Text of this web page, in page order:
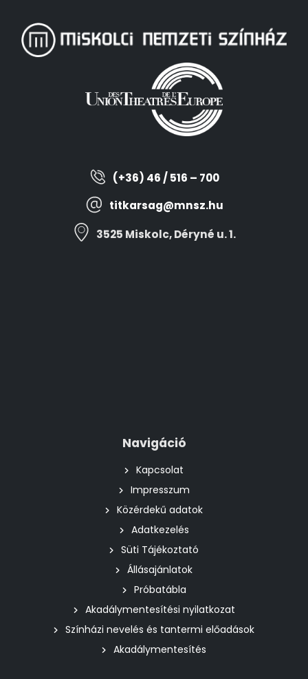
(+36) 46 / 516 – 700
titkarsag@mnsz.hu
3525 Miskolc, Déryné u. 1.
Navigáció
Kapcsolat
Impresszum
Közérdekű adatok
Adatkezelés
Süti Tájékoztató
Állásajánlatok
Próbatábla
Akadálymentesítési nyilatkozat
Színházi nevelés és tantermi előadások
Akadálymentesítés